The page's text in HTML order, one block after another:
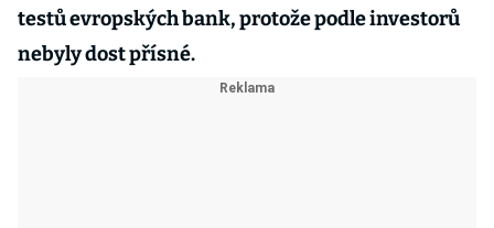
testů evropských bank, protože podle investorů
nebyly dost přísné.